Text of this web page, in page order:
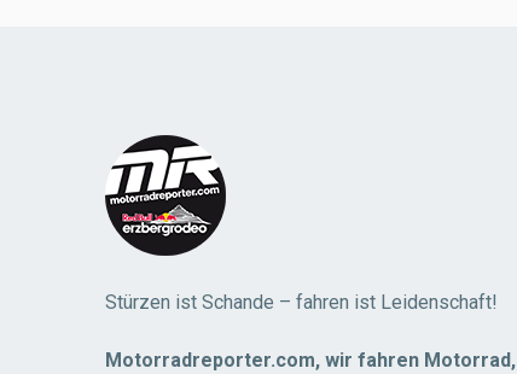
Stürzen ist Schande – fahren ist Leidenschaft!
Motorradreporter.com, wir fahren Motorrad,